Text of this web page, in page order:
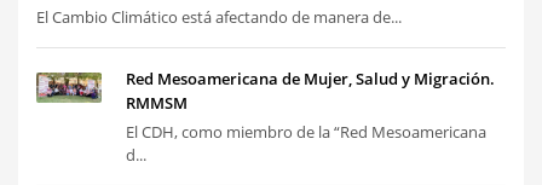
El Cambio Climático está afectando de manera de...
Red Mesoamericana de Mujer, Salud y Migración.
RMMSM
El CDH, como miembro de la “Red Mesoamericana
d...